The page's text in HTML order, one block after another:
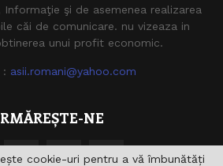
şi de asemenea realizarea
căi de comunicare. nu vizeaza in
unui profit economic.
: asii.romani@yahoo.com
NE
cookie-uri pentru a vă îmbunătăți